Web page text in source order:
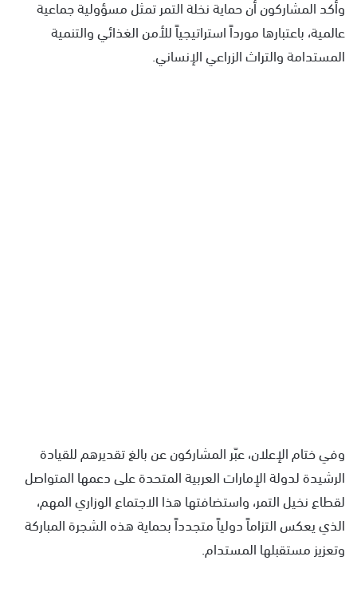
وأكد المشاركون أن حماية نخلة التمر تمثل مسؤولية جماعية
عالمية، باعتبارها مورداً استراتيجياً للأمن الغذائي والتنمية
المستدامة والتراث الزراعي الإنساني.
وفي ختام الإعلان، عبّر المشاركون عن بالغ تقديرهم للقيادة
الرشيدة لدولة الإمارات العربية المتحدة على دعمها المتواصل
لقطاع نخيل التمر، واستضافتها هذا الاجتماع الوزاري المهم،
الذي يعكس التزاماً دولياً متجدداً بحماية هذه الشجرة المباركة
وتعزيز مستقبلها المستدام.